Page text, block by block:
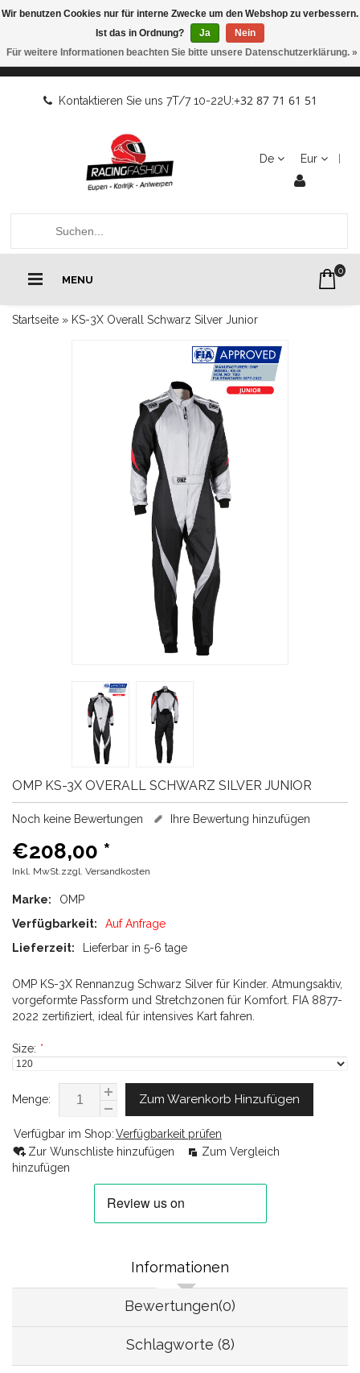
Kontaktieren Sie uns 7T/7 10-22U:+32 87 71 61 51
De Eur
MENU
0
Startseite » KS-3X Overall Schwarz Silver Junior
OMP KS-3X OVERALL SCHWARZ SILVER JUNIOR
Noch keine Bewertungen Ihre Bewertung hinzufügen
€208,00 *
Inkl. MwSt.zzgl. Versandkosten
Marke:
OMP
Verfügbarkeit:
Auf Anfrage
Lieferzeit:
Lieferbar in 5-6 tage
OMP KS-3X Rennanzug Schwarz Silver für Kinder. Atmungsaktiv,
vorgeformte Passform und Stretchzonen für Komfort. FIA 8877-
2022 zertifiziert, ideal für intensives Kart fahren.
Size: *
Menge: Zum Warenkorb Hinzufügen
Verfügbar im Shop:Verfügbarkeit prüfen
Zur Wunschliste hinzufügen
Zum Vergleich
hinzufügen
Informationen
Bewertungen(0)
Schlagworte (8)
Wir benutzen Cookies nur für interne Zwecke um den Webshop zu verbessern.
Ist das in Ordnung?
Ja
Nein
Für weitere Informationen beachten Sie bitte unsere Datenschutzerklärung. »